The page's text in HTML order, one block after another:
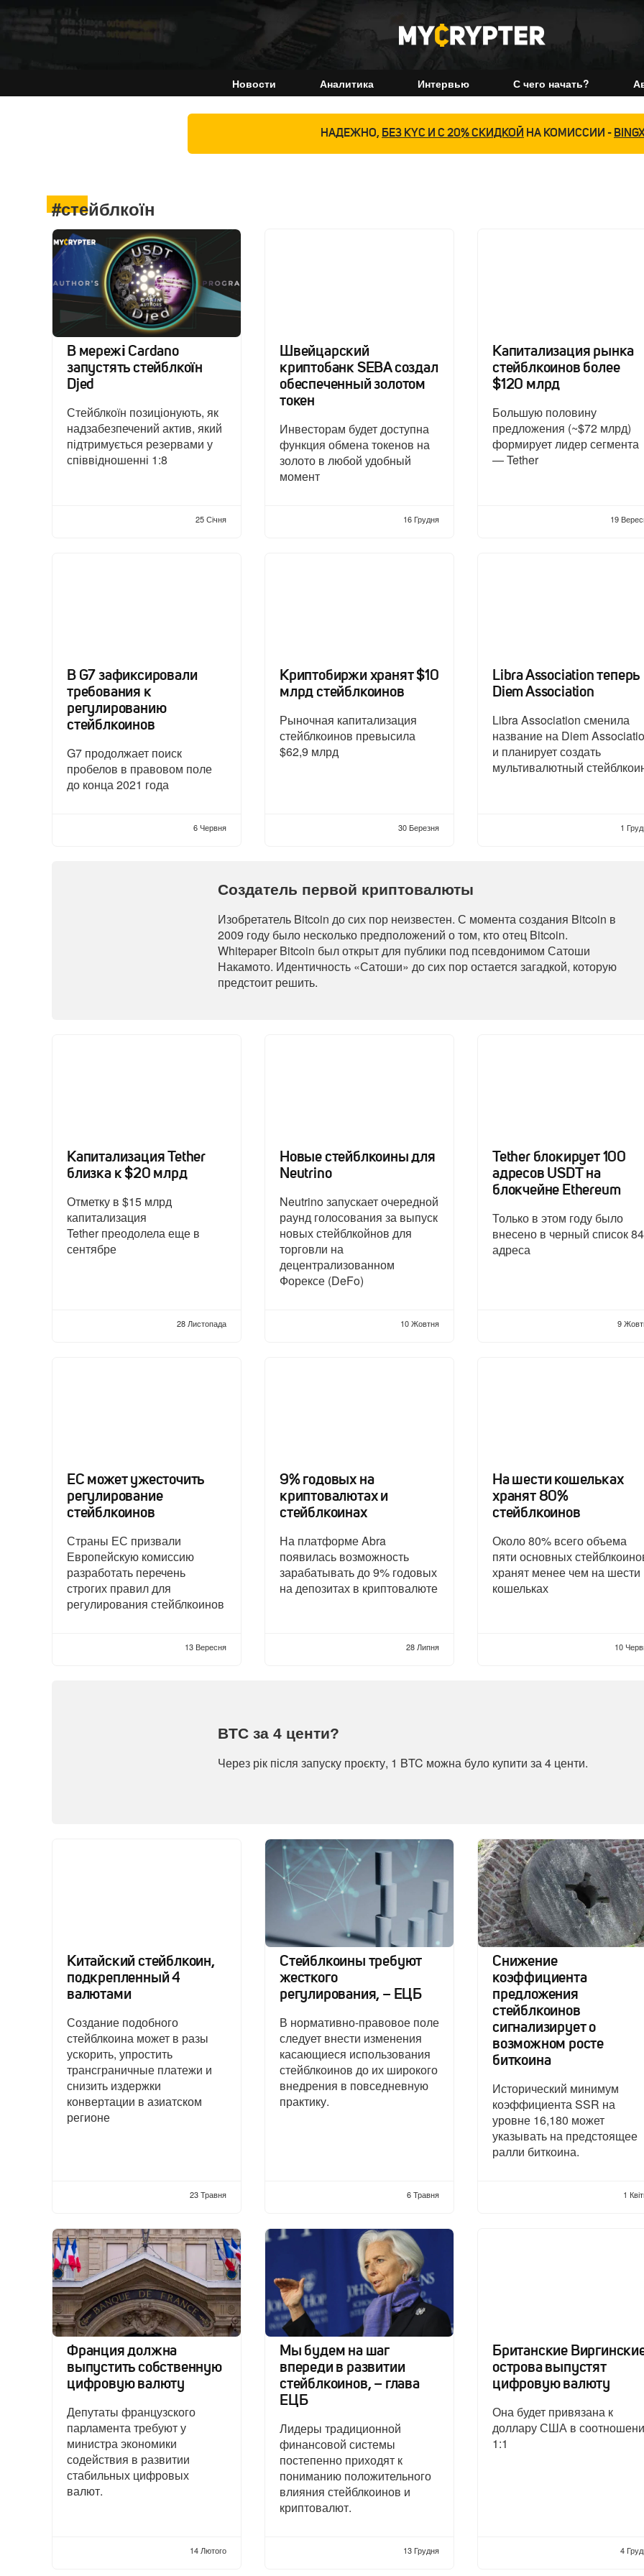
Новости Аналитика Интервью С чего начать?
НАДЕЖНО, БЕЗ KYC И С 20% СКИДКОЙ НА КОМИССИИ -
#стейблкоїн
В мережі Cardano
запустять стейблкоїн
Djed
Стейблкоїн позиціонують, як
надзабезпечений актив, який
підтримується резервами у
співвідношенні 1:8
25 Січня
Швейцарский
криптобанк SEBA создал
обеспеченный золотом
токен
Инвесторам будет доступна
функция обмена токенов на
золото в любой удобный
момент
16 Грудня
Капитализация рынка
стейблкоинов более
$120 млрд
Большую половину
предложения (~$72 млрд)
формирует лидер сегмента
— Tether
19
В G7 зафиксировали
требования к
регулированию
стейблкоинов
G7 продолжает поиск
пробелов в правовом поле
до конца 2021 года
6 Червня
Криптобиржи хранят $10
млрд стейблкоинов
Рыночная капитализация
стейблкоинов превысила
$62,9 млрд
30 Березня
Libra Association теперь
Diem Association
Libra Association сменила
название на Diem
и планирует создать
мультивалютный
1
Создатель первой криптовалюты
Изобретатель Bitcoin до сих пор неизвестен. С момента создания Bitcoin в
2009 году было несколько предположений о том, кто отец Bitcoin.
Whitepaper Bitcoin был открыт для публики под псевдонимом Сатоши
Накамото. Идентичность «Сатоши» до сих пор остается загадкой, которую
предстоит решить.
Капитализация Tether
близка к $20 млрд
Отметку в $15 млрд
капитализация
Tether преодолела еще в
сентябре
28 Листопада
Новые стейблкоины для
Neutrino
Neutrino запускает очередной
раунд голосования за выпуск
новых стейблкойнов для
торговли на
децентрализованном
Форексе (DeFo)
10 Жовтня
Tether блокирует 100
адресов USDT на
блокчейне Ethereum
Только в этом году было
внесено в черный список 84
адреса
9
ЕС может ужесточить
регулирование
стейблкоинов
Страны ЕС призвали
Европейскую комиссию
разработать перечень
строгих правил для
регулирования стейблкоинов
13 Вересня
9% годовых на
криптовалютах и
стейблкоинах
На платформе Abra
появилась возможность
зарабатывать до 9% годовых
на депозитах в криптовалюте
28 Липня
На шести кошельках
хранят 80%
стейблкоинов
Около 80% всего объема
пяти основных
хранят менее чем на шести
кошельках
10
BTC за 4 центи?
Через рік після запуску проєкту, 1 BTC можна було купити за 4 центи.
Китайский стейблкоин,
подкрепленный 4
валютами
Создание подобного
стейблкоина может в разы
ускорить, упростить
трансграничные платежи и
снизить издержки
конвертации в азиатском
регионе
23 Травня
Стейблкоины требуют
жесткого
регулирования, – ЕЦБ
В нормативно-правовое поле
следует внести изменения
касающиеся использования
стейблкоинов до их широкого
внедрения в повседневную
практику.
6 Травня
Снижение
коэффициента
предложения
стейблкоинов
сигнализирует о
возможном росте
биткоина
Исторический минимум
коэффициента SSR на
уровне 16,180 может
указывать на предстоящее
ралли биткоина.
1
Франция должна
выпустить собственную
цифровую валюту
Депутаты французского
парламента требуют у
министра экономики
содействия в развитии
стабильных цифровых
валют.
14 Лютого
Мы будем на шаг
впереди в развитии
стейблкоинов, – глава
ЕЦБ
Лидеры традиционной
финансовой системы
постепенно приходят к
пониманию положительного
влияния стейблкоинов и
криптовалют.
13 Грудня
Британские
острова выпустят
цифровую валюту
Она будет привязана к
доллару США в
1:1
4